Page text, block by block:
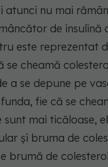
atunci nu mai
de insulină
este reprezentat
se cheamă
a se depune pe
fie că se
mai ticăloase,
și bruma de
brumă de